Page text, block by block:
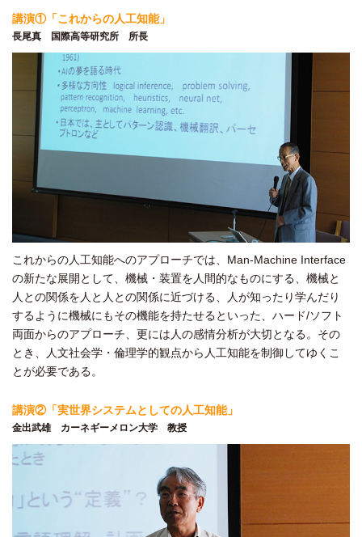
講演①「これからの人工知能」
長尾真 国際高等研究所 所長
これからの人工知能へのアプローチでは、Man-Machine Interface
の新たな展開として、機械・装置を人間的なものにする、機械と
人との関係を人と人との関係に近づける、人が知ったり学んだり
するように機械にもその機能を持たせるといった、ハード/ソフト
両面からのアプローチ、更には人の感情分析が大切となる。その
とき、人文社会学・倫理学的観点から人工知能を制御してゆくこ
とが必要である。
講演②「実世界システムとしての人工知能」
金出武雄 カーネギーメロン大学 教授